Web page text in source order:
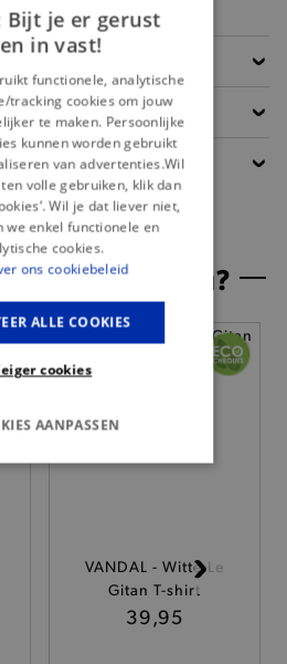
dit iets voor jou?
VANDAL - Witte Le
Gitan T-shirt
39,95
Bijt je er gerust
in vast!
functionele, analytische
tracking cookies om jouw
te maken. Persoonlijke
kunnen worden gebruikt
van advertenties.Wil
volle gebruiken, klik dan
Wil je dat liever niet,
we enkel functionele en
cookies.
ons cookiebeleid
ALLE COOKIES
cookies
AANPASSEN